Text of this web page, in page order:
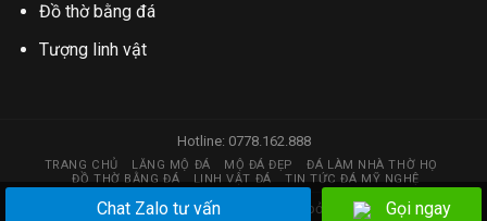
Đồ thờ bằng đá
Tượng linh vật
Hotline: 0778.162.888
TRANG CHỦ LĂNG MỘ ĐÁ MỘ ĐÁ ĐẸP
ĐÁ LÀM NHÀ THỜ HỌ
ĐỒ THỜ BẰNG ĐÁ
LINH VẬT ĐÁ TIN TỨC ĐÁ MỸ NGHỆ
Copyright 2026 © đá mỹ nghệ | Thiết kế web bởi huy.hstc@gmail.com
Chat Zalo tư vấn Gọi ngay